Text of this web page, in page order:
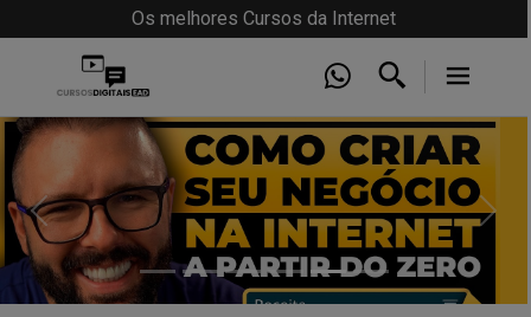
Os melhores Cursos da Internet
Anterior